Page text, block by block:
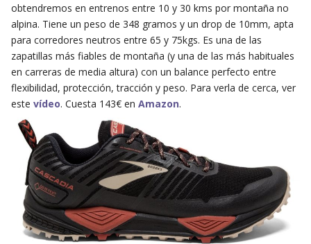
obtendremos en entrenos entre 10 y 30 kms por montaña no
alpina. Tiene un peso de 348 gramos y un drop de 10mm, apta
para corredores neutros entre 65 y 75kgs. Es una de las
zapatillas más fiables de montaña (y una de las más habituales
en carreras de media altura) con un balance perfecto entre
flexibilidad, protección, tracción y peso. Para verla de cerca, ver
este vídeo. Cuesta 143€ en Amazon.